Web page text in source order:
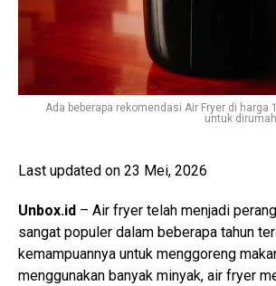
Ada beberapa rekomendasi Air Fryer di harga
untuk
Last updated on 23 Mei, 2026
Unbox.id – Air fryer telah menjadi
sangat populer dalam beberapa tahun
kemampuannya untuk menggoreng
menggunakan banyak minyak, air fryer